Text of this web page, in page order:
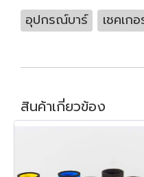
อุปกรณ์บาร์ เชคเก
สินค้าเกี่ยวข้อง